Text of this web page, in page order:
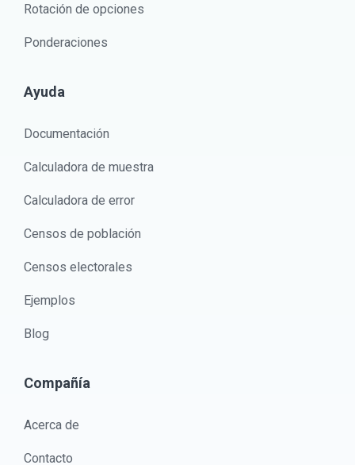
Rotación de opciones
Ponderaciones
Ayuda
Documentación
Calculadora de muestra
Calculadora de error
Censos de población
Censos electorales
Ejemplos
Blog
Compañía
Acerca de
Contacto